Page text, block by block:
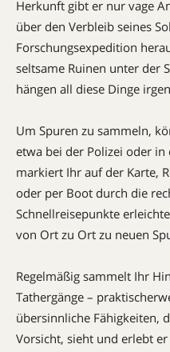
Herkunft gibt er nur vage
über den Verbleib seines
Forschungsexpedition
seltsame Rui­nen unter der
hängen all diese Dinge
Um Spuren zu sammeln,
etwa bei der Polizei oder
markiert Ihr auf der Karte,
oder per Boot durch die
Schnellreisepunkte
von Ort zu Ort zu neuen
Regelmäßig sammelt Ihr
Tathergänge –
übersinnliche Fähigkeiten,
Vorsicht, sieht und erlebt